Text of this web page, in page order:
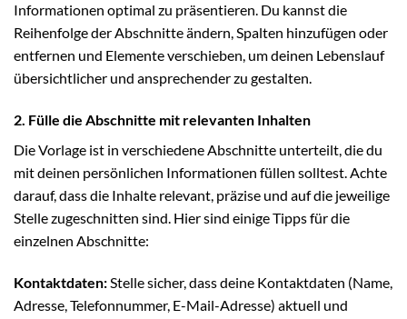
Informationen optimal zu präsentieren. Du kannst die
Reihenfolge der Abschnitte ändern, Spalten hinzufügen oder
entfernen und Elemente verschieben, um deinen Lebenslauf
übersichtlicher und ansprechender zu gestalten.
2. Fülle die Abschnitte mit relevanten Inhalten
Die Vorlage ist in verschiedene Abschnitte unterteilt, die du
mit deinen persönlichen Informationen füllen solltest. Achte
darauf, dass die Inhalte relevant, präzise und auf die jeweilige
Stelle zugeschnitten sind. Hier sind einige Tipps für die
einzelnen Abschnitte:
Kontaktdaten: Stelle sicher, dass deine Kontaktdaten (Name,
Adresse, Telefonnummer, E-Mail-Adresse) aktuell und